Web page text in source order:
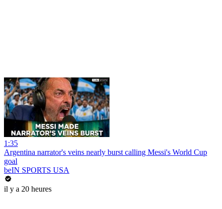
1:35
Argentina narrator's veins nearly burst calling Messi's World Cup
goal
beIN SPORTS USA
il y a 20 heures